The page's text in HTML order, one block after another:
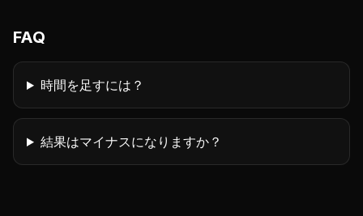
FAQ
時間を足すには？
結果はマイナスになりますか？